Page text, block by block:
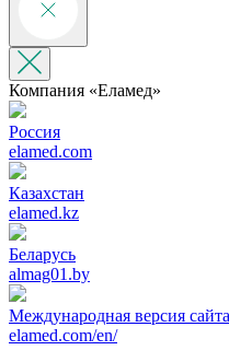
Компания «‎Еламед»
Россия
elamed.com
Казахстан
elamed.kz
Беларусь
almag01.by
Международная версия сайта
elamed.com/en/